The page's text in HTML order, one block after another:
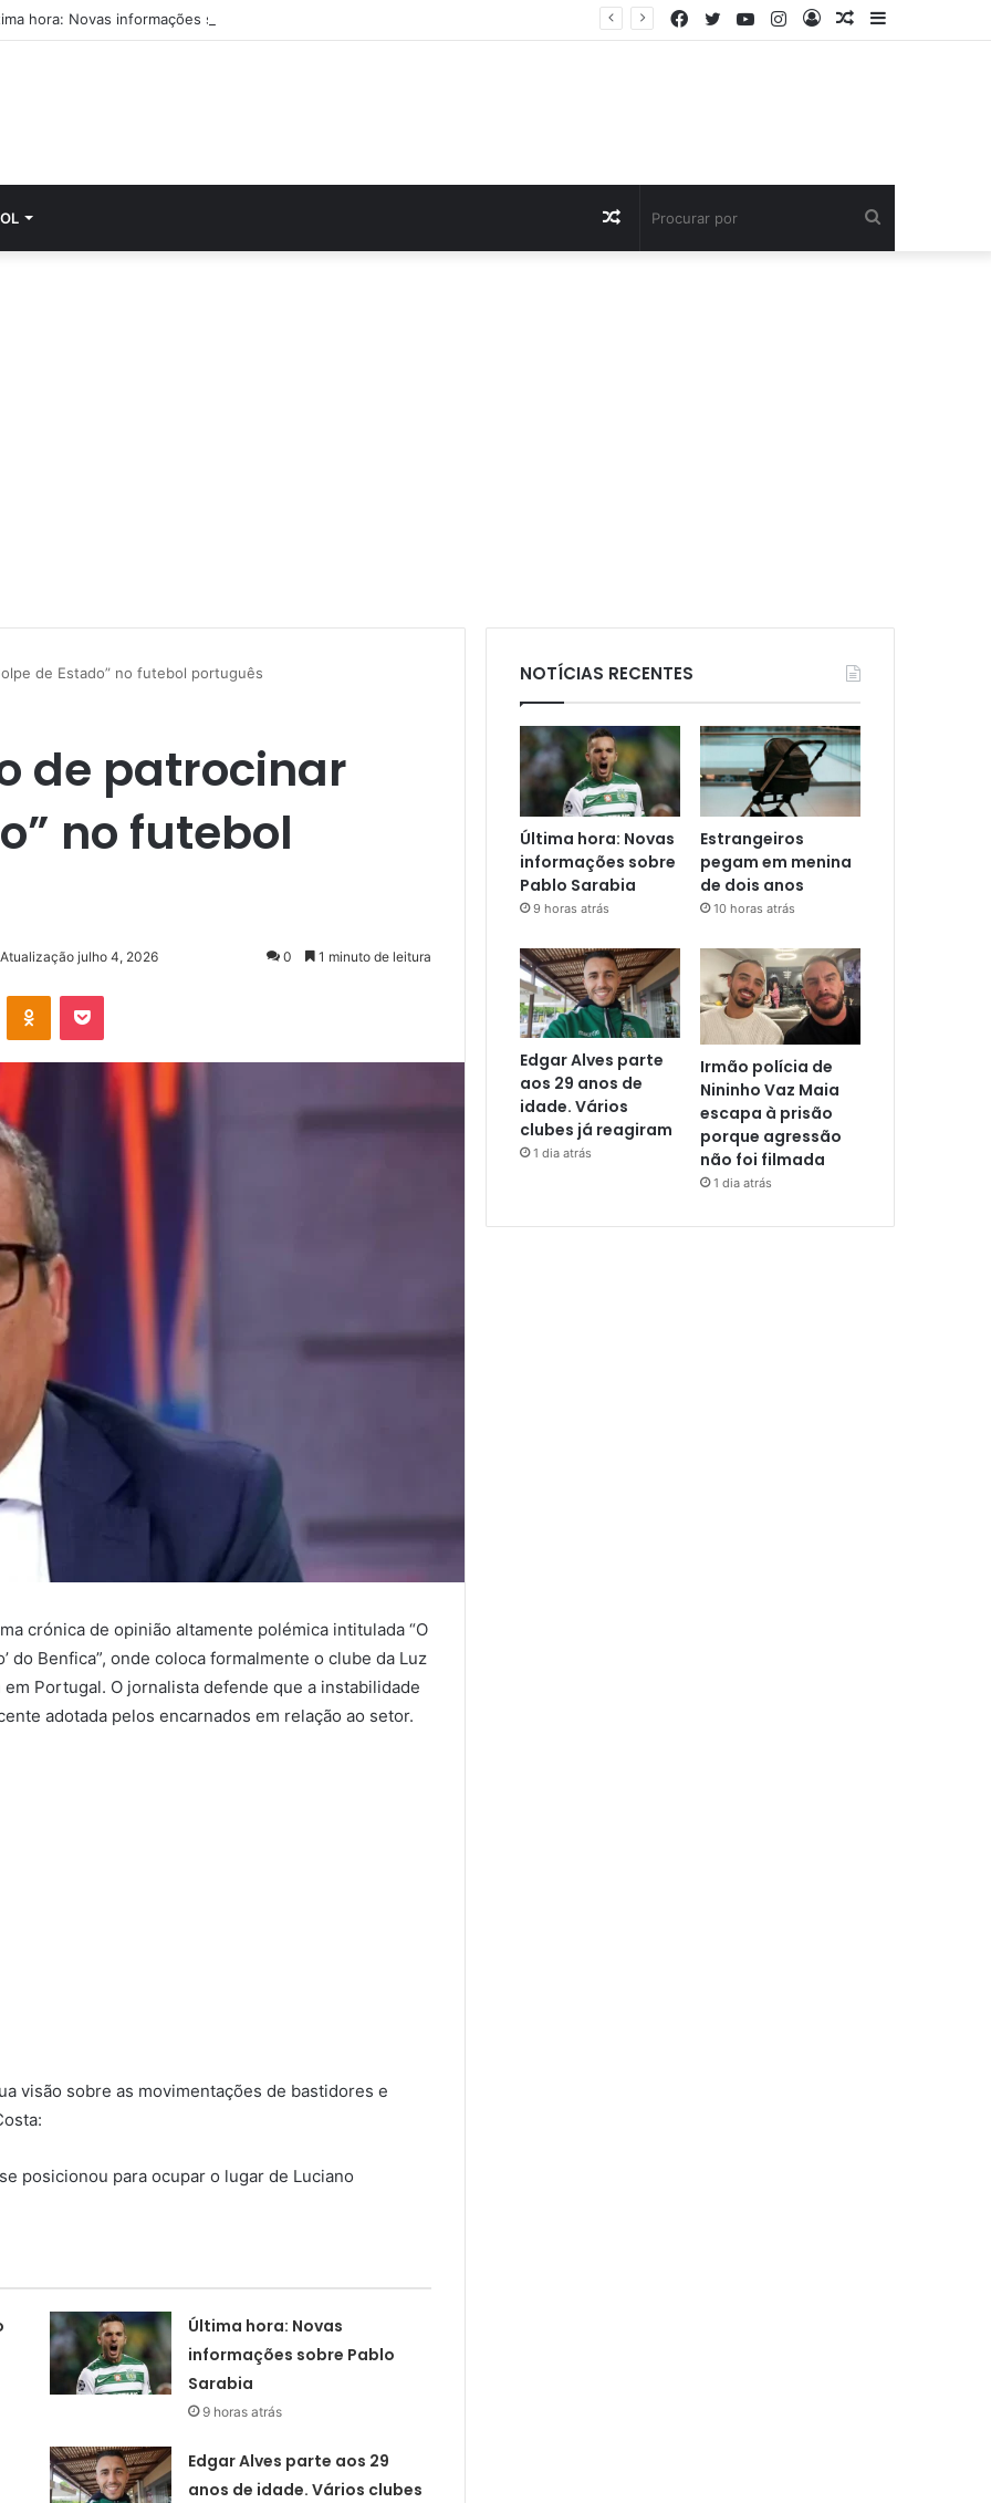
hora: Novas informações sobre Pablo Sarabia
Barra
Artigo
Entrar
Instagram
YouTube
Twitter
Facebook
Artigo
de Estado” no futebol português
de patrocinar
no futebol
julho 4, 2026 0 1 minuto de leitura
OK Pocket
crónica de opinião altamente polémica intitulada “O
do Benfica”, onde coloca formalmente o clube da Luz
Portugal. O jornalista defende que a instabilidade
adotada pelos encarnados em relação ao setor.
visão sobre as movimentações de bastidores e
posicionou para ocupar o lugar de Luciano
Última hora: Novas
informações sobre Pablo
Sarabia
9 horas atrás
Edgar Alves parte aos 29
anos de idade. Vários clubes
NOTÍCIAS RECENTES
Última hora: Novas
informações sobre
Pablo Sarabia
9 horas atrás
Estrangeiros
pegam em menina
de dois anos
10 horas atrás
Edgar Alves parte
aos 29 anos de
idade. Vários
clubes já reagiram
1 dia atrás
Irmão polícia de
Nininho Vaz Maia
escapa à prisão
porque agressão
não foi filmada
1 dia atrás